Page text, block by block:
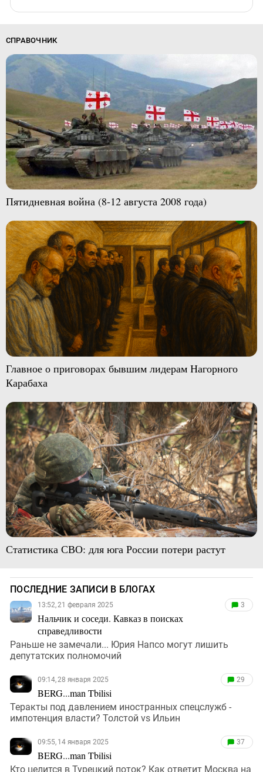
СПРАВОЧНИК
Пятидневная война (8-12 августа 2008 года)
Главное о приговорах бывшим лидерам Нагорного
Карабаха
Статистика СВО: для юга России потери растут
ПОСЛЕДНИЕ ЗАПИСИ В БЛОГАХ
13:52, 21 февраля 2025
Нальчик и соседи. Кавказ в поисках
справедливости
3
Раньше не замечали... Юрия Напсо могут лишить
депутатских полномочий
09:14, 28 января 2025
BERG...man Tbilisi
29
Теракты под давлением иностранных спецслужб -
импотенция власти? Толстой vs Ильин
09:55, 14 января 2025
BERG...man Tbilisi
37
Кто целится в Турецкий поток? Как ответит Москва на